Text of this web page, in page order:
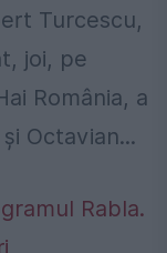
Turcescu,
joi, pe
România, a
Octavian...